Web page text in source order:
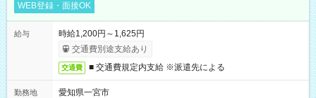
WEB登録・面接OK
給与
時給1,200円～1,625円
交通費別途支給あり
交通費 ■ 交通費規定内支給 ※派遣先による
勤務地
愛知県一宮市